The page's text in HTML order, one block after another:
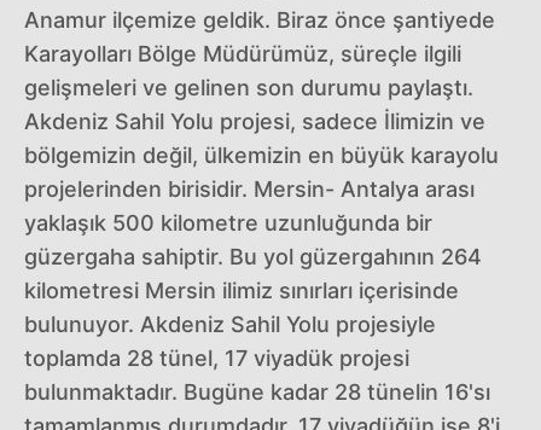
Anamur ilçemize geldik. Biraz önce şantiyede
Karayolları Bölge Müdürümüz, süreçle ilgili
gelişmeleri ve gelinen son durumu paylaştı.
Akdeniz Sahil Yolu projesi, sadece İlimizin ve
bölgemizin değil, ülkemizin en büyük karayolu
projelerinden birisidir. Mersin- Antalya arası
yaklaşık 500 kilometre uzunluğunda bir
güzergaha sahiptir. Bu yol güzergahının 264
kilometresi Mersin ilimiz sınırları içerisinde
bulunuyor. Akdeniz Sahil Yolu projesiyle
toplamda 28 tünel, 17 viyadük projesi
bulunmaktadır. Bugüne kadar 28 tünelin 16'sı